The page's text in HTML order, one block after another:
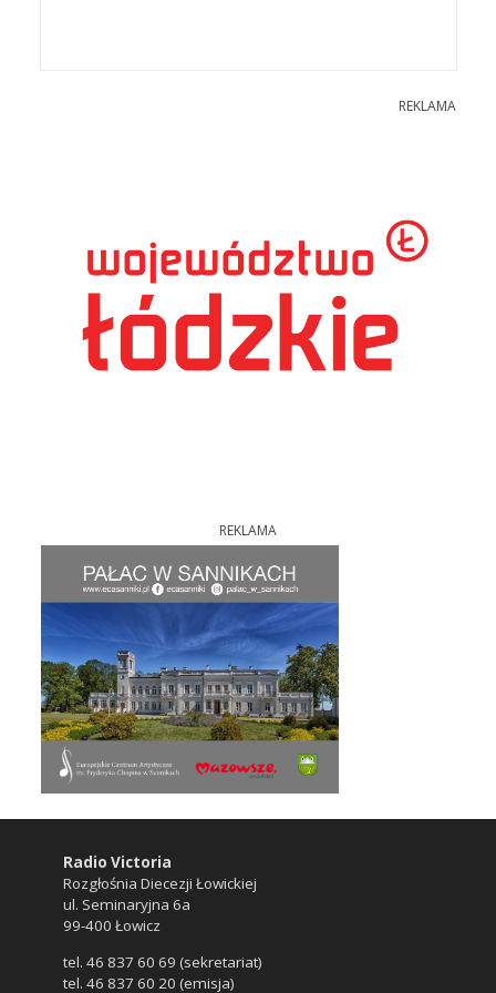
REKLAMA
REKLAMA
Radio Victoria
Rozgłośnia Diecezji Łowickiej
ul. Seminaryjna 6a
99-400 Łowicz
tel. 46 837 60 69 (sekretariat)
tel. 46 837 60 20 (emisja)